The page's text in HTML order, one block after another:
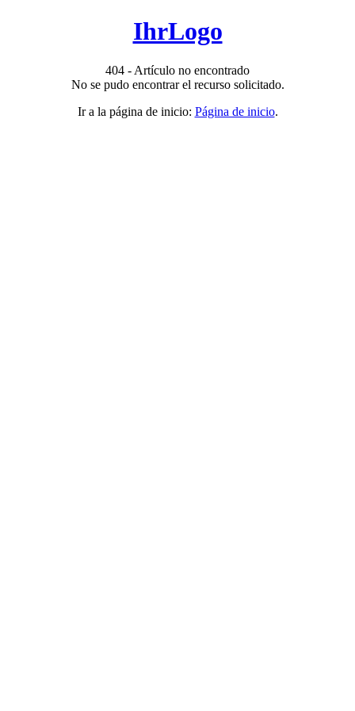
IhrLogo
404 - Artículo no encontrado
No se pudo encontrar el recurso solicitado.
Ir a la página de inicio: Página de inicio.